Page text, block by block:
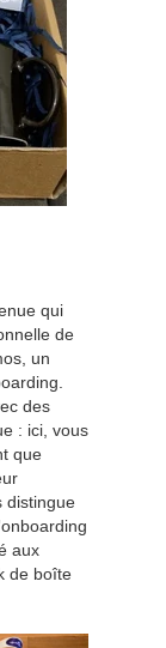
qui
de
un
des
: ici, vous
que
distingue
aux
de boîte